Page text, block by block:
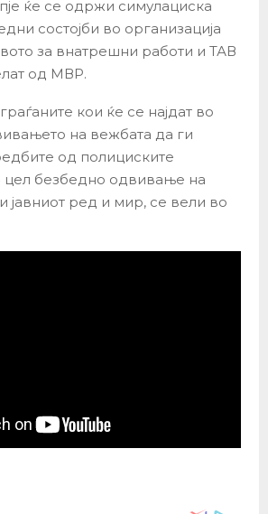
ќе се одржи симулациска
состојби во организација
за внатрешни работи и ТАВ
од МВР.
кои ќе се најдат во
на вежбата да ги
од полициските
цел безбедно одвивање на
јавниот ред и мир, се вели во